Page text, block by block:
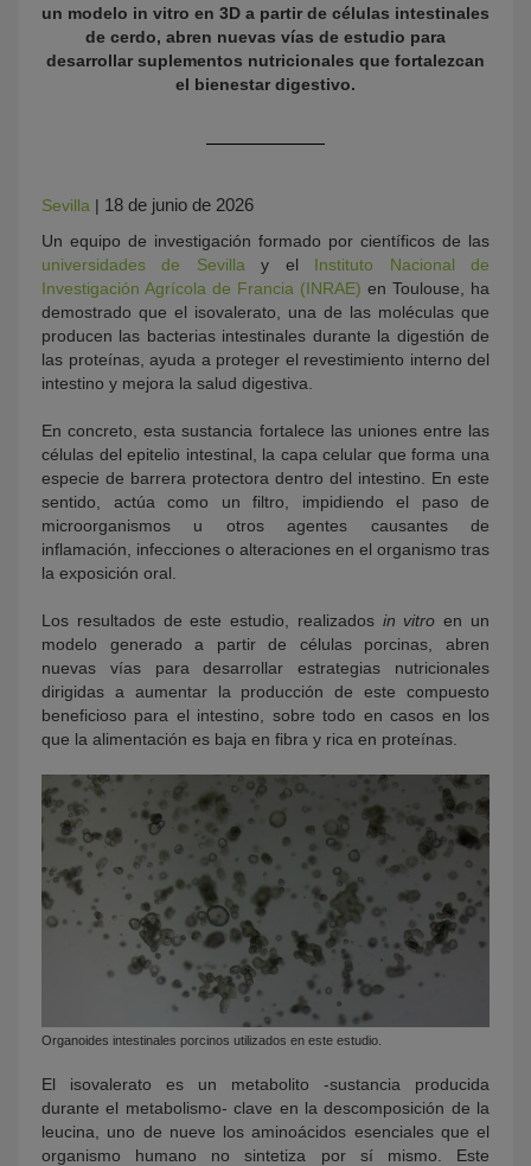
un modelo in vitro en 3D a partir de células intestinales
de cerdo, abren nuevas vías de estudio para
desarrollar suplementos nutricionales que fortalezcan
el bienestar digestivo.
Sevilla | 18 de junio de 2026
Un equipo de investigación formado por científicos de las
universidades de Sevilla y el Instituto Nacional de
Investigación Agrícola de Francia (INRAE) en Toulouse, ha
demostrado que el isovalerato, una de las moléculas que
producen las bacterias intestinales durante la digestión de
las proteínas, ayuda a proteger el revestimiento interno del
intestino y mejora la salud digestiva.
En concreto, esta sustancia fortalece las uniones entre las
células del epitelio intestinal, la capa celular que forma una
especie de barrera protectora dentro del intestino. En este
sentido, actúa como un filtro, impidiendo el paso de
microorganismos u otros agentes causantes de
inflamación, infecciones o alteraciones en el organismo tras
la exposición oral.
Los resultados de este estudio, realizados in vitro en un
modelo generado a partir de células porcinas, abren
nuevas vías para desarrollar estrategias nutricionales
dirigidas a aumentar la producción de este compuesto
beneficioso para el intestino, sobre todo en casos en los
que la alimentación es baja en fibra y rica en proteínas.
Organoides intestinales porcinos utilizados en este estudio.
El isovalerato es un metabolito -sustancia producida
durante el metabolismo- clave en la descomposición de la
leucina, uno de nueve los aminoácidos esenciales que el
organismo humano no sintetiza por sí mismo. Este